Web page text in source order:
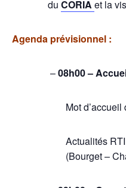
du CORIA et la
Agenda prévisionnel :
–08h00 –
Mot
Actualités
(Bourget –